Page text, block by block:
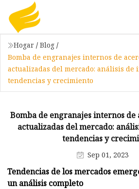
Hogar / Blog /
Bomba de engranajes internos de
actualizadas del mercado: análisis de
tendencias y crecimiento
Bomba de engranajes internos de
actualizadas del mercado:
tendencias y
Sep 01, 2023
Tendencias de los mercados
un análisis completo